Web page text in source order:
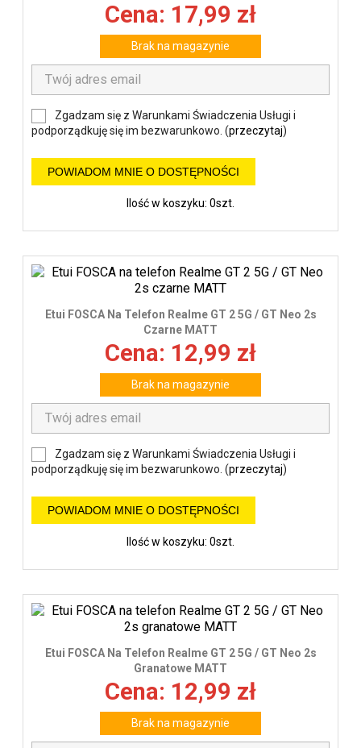
Cena: 17,99 zł
Brak na magazynie
Zgadzam się z Warunkami Świadczenia Usługi i
podporządkuję się im bezwarunkowo. (przeczytaj)
POWIADOM MNIE O DOSTĘPNOŚCI
Ilość w koszyku: 0szt.
Etui FOSCA Na Telefon Realme GT 2 5G / GT Neo 2s
Czarne MATT
Cena: 12,99 zł
Brak na magazynie
Zgadzam się z Warunkami Świadczenia Usługi i
podporządkuję się im bezwarunkowo. (przeczytaj)
POWIADOM MNIE O DOSTĘPNOŚCI
Ilość w koszyku: 0szt.
Etui FOSCA Na Telefon Realme GT 2 5G / GT Neo 2s
Granatowe MATT
Cena: 12,99 zł
Brak na magazynie